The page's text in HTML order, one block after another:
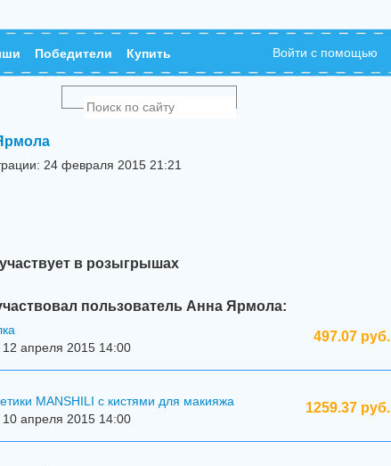
Победители Купить Войти с помощью
24 февраля 2015 21:21
в розыгрышах
пользователь Анна Ярмола:
497.07 руб.
апреля 2015 14:00
1259.37 руб.
MANSHILI с кистями для макияжа
апреля 2015 14:00